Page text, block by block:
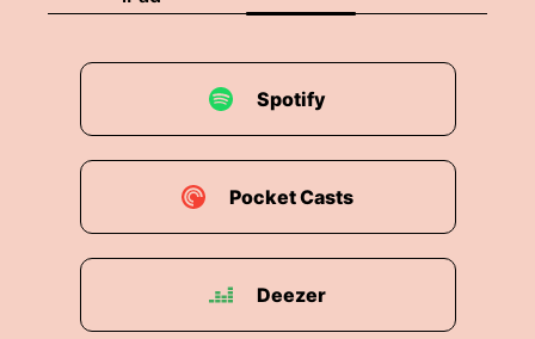
Spotify
Pocket Casts
Deezer